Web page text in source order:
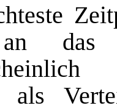
an das
als